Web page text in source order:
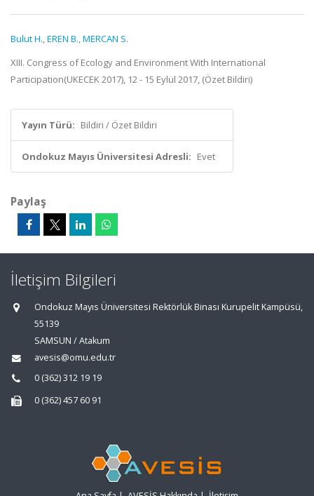
Bulut H.,EREN B.,MERCAN S.
XIII. Congress of Ecology and Environment With International
Participation(UKECEK 2017), 12 - 15 Eylül 2017, (Özet Bildiri)
Yayın Türü: Bildiri / Özet Bildiri
Ondokuz Mayıs Üniversitesi Adresli: Evet
Paylaş
İletişim Bilgileri
Ondokuz Mayıs Üniversitesi Rektörlük Binası Kurupelit Kampüsü,
55139
SAMSUN / Atakum
avesis@omu.edu.tr
0 (362) 312 19 19
0 (362) 457 60 91